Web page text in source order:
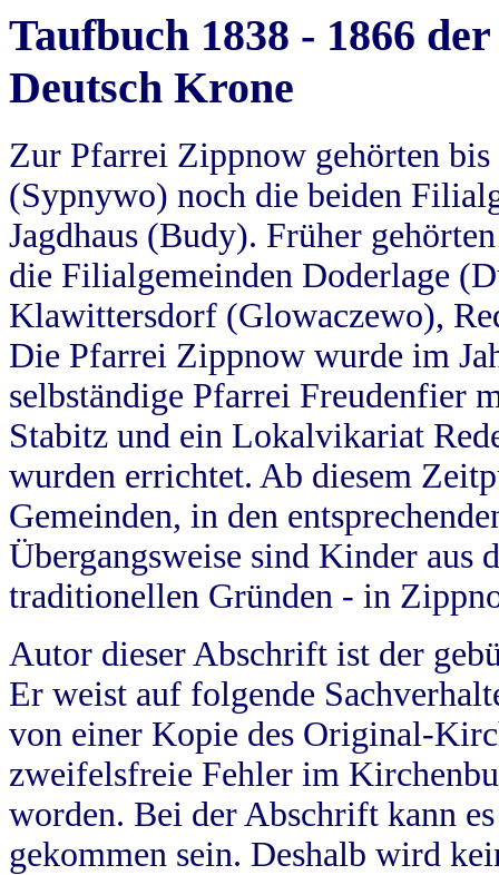
Taufbuch 1838 - 1866
Deutsch Krone
Zur Pfarrei Zippnow gehörten
(Sypnywo) noch die beiden
Jagdhaus (Budy). Früher
die Filialgemeinden Doderlage
Klawittersdorf (Glowaczewo),
Die Pfarrei Zippnow wurde im
selbständige Pfarrei Freudenfier
Stabitz und ein Lokalvikariat
wurden errichtet. Ab diesem
Gemeinden, in den
Übergangsweise sind Kinder aus
traditionellen Gründen - in
Autor dieser Abschrift ist der
Er weist auf folgende
von einer Kopie des Original-
zweifelsfreie Fehler im
worden. Bei der Abschrift kann
gekommen sein. Deshalb wird